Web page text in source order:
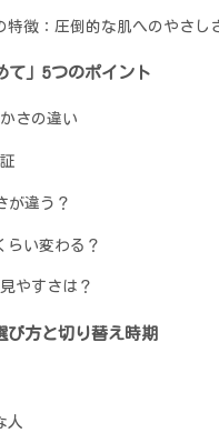
特徴：圧倒的な肌へのやさし
て」5つのポイント
さの違い
が違う？
い変わる？
やすさは？
び方と切り替え時期
人